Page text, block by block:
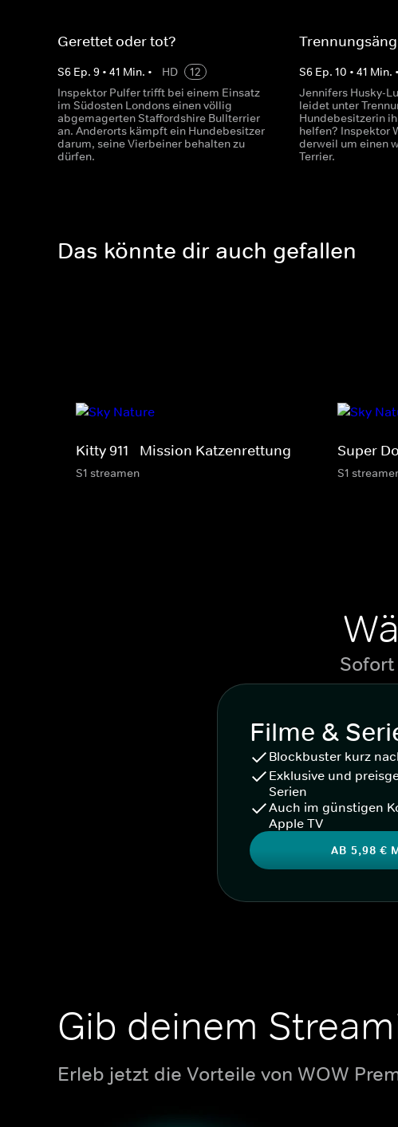
Gerettet oder tot?
S6 Ep. 9 • 41 Min. • HD
12
Inspektor Pulfer trifft bei einem Einsatz
im Südosten Londons einen völlig
abgemagerten Staffordshire Bullterrier
an. Anderorts kämpft ein Hundebesitzer
darum, seine Vierbeiner behalten zu
dürfen.
S6 Ep.10 •41 Min. •
Jennifers Husky-
leidet unter
Hundebesitzerin
helfen? Inspektor
derweil um einen
Terrier.
Das könnte dir auch gefallen
Kitty 911 - Mission Katzenrettung
S1 streamen
Super
S1
Filme &
Blockbuster kurz
Exklusive und
Serien
Auch im günstigen
Apple TV
AB 5,98 €
Gib deinem
Erleb jetzt die Vorteile von WOW